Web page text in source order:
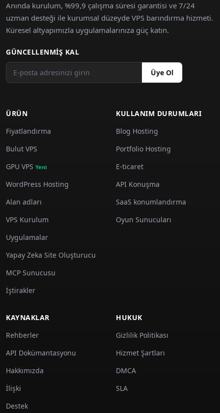
Anında kurulum, %99,9 çalışma süresi garantisi ve 7/24
uzman desteği ile kurumsal düzeyde VPS barındırma hizmeti.
Küresel altyapımızla uygulamalarınıza güç katın.
GÜNCELLENMIŞ KAL
Üye Ol
ÜRÜN
Fiyatlandırma
Bulut VPS
GPU VPS Yeni
WordPress Hosting
Alan adları
VPS Kurulum
Uygulamalar
Yapay Zeka Site Oluşturucu
MCP Sunucusu
İştirakler
KULLANIM DURUMLARI
Blog Hosting
Portfolio Hosting
E-ticaret
API Konuşma
SaaS konumlandırma
Oyun Sunucuları
KAYNAKLAR
Rehberler
API Dokümantasyonu
Hakkımızda
İlişki
Destek
HUKUK
Gizlilik Politikası
Hizmet Şartları
DMCA
SLA